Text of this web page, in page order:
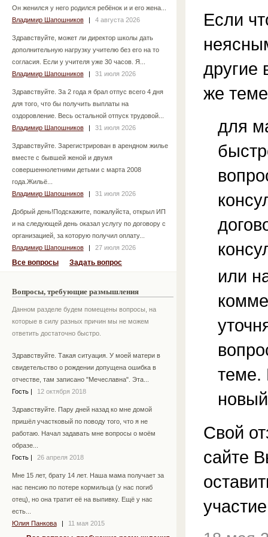
Он женился у него родился ребёнок и и его жена...
Владимир Шапошников
| 4 августа 2026
Здравствуйте, может ли директор школы дать
дополнительную нагрузку учителю без его на то
согласия. Если у учителя уже 30 часов. Я...
Владимир Шапошников
| 31 июля 2026
Здравствуйте. За 2 года я брал отпус всего 4 дня
для того, что бы получить выплаты на
оздоровление. Весь остальной отпуск трудовой...
Владимир Шапошников
| 31 июля 2026
Здравствуйте. Зарегистрирован в арендном жилье
вместе с бывшей женой и двумя
совершеннолетними детьми с марта 2008
года.Жильё...
Владимир Шапошников
| 31 июля 2026
Добрый день!Подскажите, пожалуйста, открыл ИП
и на следующей день оказал услугу по договору с
организацией, за которую получил оплату...
Владимир Шапошников
| 27 июля 2026
Все вопросы Задать вопрос
Вопросы, требующие размышления
Данном разделе будем помещены вопросы, на
которые в силу разных причин мы не можем
ответить достаточно быстро.
Здравствуйте. Такая ситуация. У моей матери в
свидетельство о рождении допущена ошибка в
отчестве, там записано "Мечеславна". Эта...
Гость
12 октября 2018
Здравствуйте. Пару дней назад ко мне домой
пришёл участковый по поводу того, что я не
работаю. Начал задавать мне вопросы о моём
образе...
Гость
26 апреля 2018
Мне 15 лет, брату 14 лет. Наша мама получает за
нас пенсию по потере кормильца (у нас погиб
отец), но она тратит её на выпивку. Ещё у нас
есть...
Юлия Панкова
11 мая 2015
Если
другие
же
для
или
теме.
Свой
сайте